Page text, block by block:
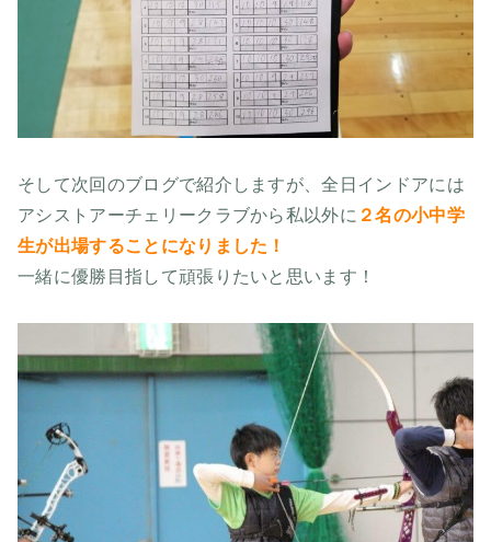
そして次回のブログで紹介しますが、全日インドアには
アシストアーチェリークラブから私以外に ２名の小中学
生が出場することになりました！
一緒に優勝目指して頑張りたいと思います！